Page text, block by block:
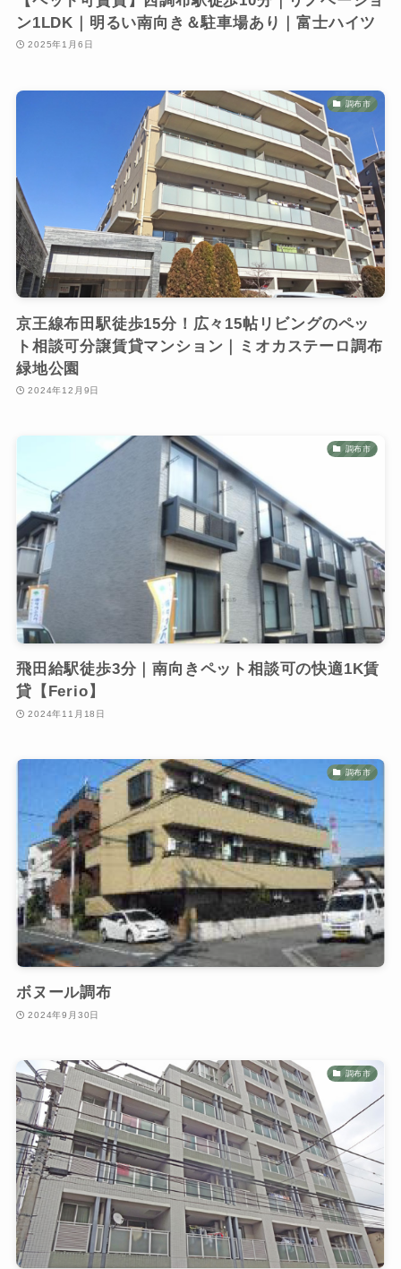
ン1LDK｜明るい南向き＆駐車場あり｜富士ハイツ
2025年1月6日
調布市
京王線布田駅徒歩15分！広々15帖リビングのペッ
ト相談可分譲賃貸マンション｜ミオカステーロ調布
緑地公園
2024年12月9日
調布市
飛田給駅徒歩3分｜南向きペット相談可の快適1K賃
貸【Ferio】
2024年11月18日
調布市
ボヌール調布
2024年9月30日
調布市